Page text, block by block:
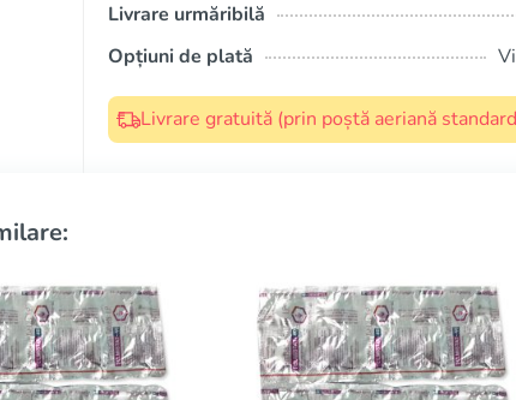
Livrare urmăribilă
Opțiuni de plată
Livrare gratuită (prin poștă aeriană